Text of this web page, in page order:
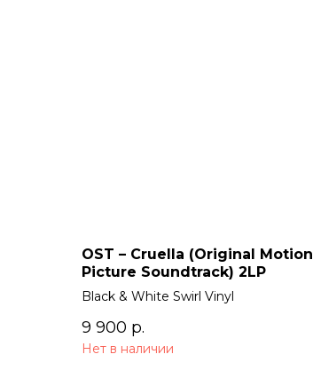
OST – Cruella (Original Motion
Picture Soundtrack) 2LP
Black & White Swirl Vinyl
9 900 р.
Нет в наличии